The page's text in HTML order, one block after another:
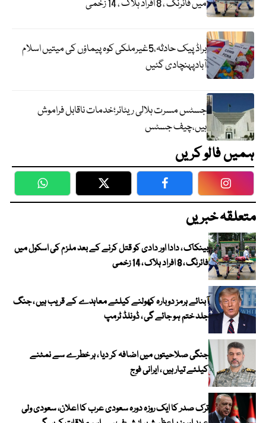
میں فائرنگ ، 8 افراد ہلاک ، 14 زخمی
براڈ پیک حادثہ،5غیرملکی کوہ پیماؤں کی میتیں اسلام
آبادپہنچادی گئیں
جسٹس مسرت ہلالی ریٹائر؛خدمات ناقابل فراموش
ہیں،چیف جسٹس
ہمیں فالو کریں
WhatsApp Twitter Facebook
متعلقہ خبریں
بینکاک ، دادا اور دادی کو قتل کرنے کے بعد ملزم کی اسکول میں
فائرنگ ، 8 افراد ہلاک ، 14 زخمی
آبنائے ہرمز دوبارہ کھولنے کیلئے معاہدے کے قریب ہیں ، جنگ
جلد ختم ہو جائے گی ، ڈونلڈ ٹرمپ
جنگی صلاحیتوں میں اضافہ کر دیا ، ہر خطرے سے نمٹنے
کیلئے تیار ہیں ، ایرانی فوج
ترک صدر کا ایک روزہ دورہ سعودی عرب کا اعلان، سعودی ولی